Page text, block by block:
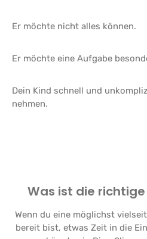
Er möchte nicht alles können.
Er möchte eine Aufgabe
Dein Kind schnell und
nehmen.
Was ist die
Wenn du eine möglichst
bereit bist, etwas Zeit in die